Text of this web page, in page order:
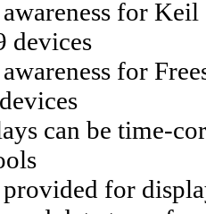
awareness for
devices
for
can be time-
for